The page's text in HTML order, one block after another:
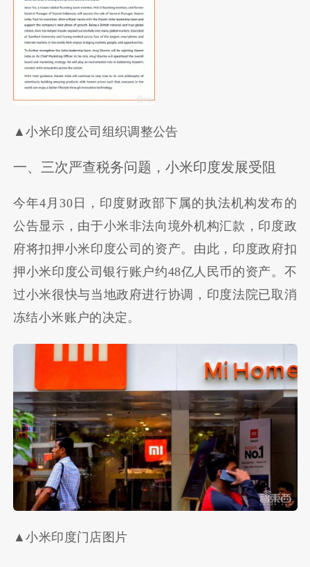
▲小米印度公司组织调整公告
一、三次严查税务问题，小米印度发展受阻
今年4月30日，印度财政部下属的执法机构发布的
公告显示，由于小米非法向境外机构汇款，印度政
府将扣押小米印度公司的资产。由此，印度政府扣
押小米印度公司银行账户约48亿人民币的资产。不
过小米很快与当地政府进行协调，印度法院已取消
冻结小米账户的决定。
▲小米印度门店图片